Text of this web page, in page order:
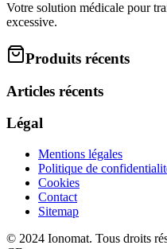
Votre solution médicale pour
excessive.
Produits récents
Articles récents
Légal
Mentions légales
Politique de
Cookies
Contact
Sitemap
© 2024 Ionomat. Tous droits